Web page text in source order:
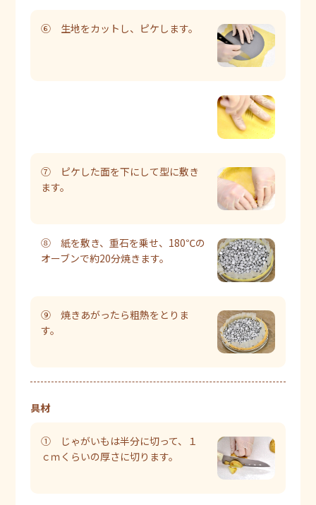
⑥ 生地をカットし、ピケします。
⑦ ピケした面を下にして型に敷き
ます。
⑧ 紙を敷き、重石を乗せ、180℃の
オーブンで約20分焼きます。
⑨ 焼きあがったら粗熱をとりま
す。
具材
① じゃがいもは半分に切って、１
ｃｍくらいの厚さに切ります。